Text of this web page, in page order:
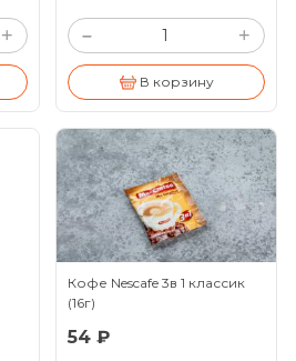
+ – +
В корзину
Кофе Nescafe 3в 1 классик
(16г)
54 ₽